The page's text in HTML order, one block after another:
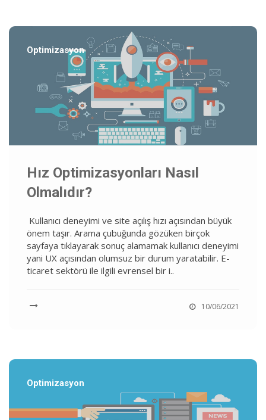
Optimizasyon
Hız Optimizasyonları Nasıl
Olmalıdır?
Kullanıcı deneyimi ve site açılış hızı açısından büyük
önem taşır. Arama çubuğunda gözüken birçok
sayfaya tıklayarak sonuç alamamak kullanıcı deneyimi
yani UX açısından olumsuz bir durum yaratabilir. E-
ticaret sektörü ile ilgili evrensel bir i..
10/06/2021
Optimizasyon